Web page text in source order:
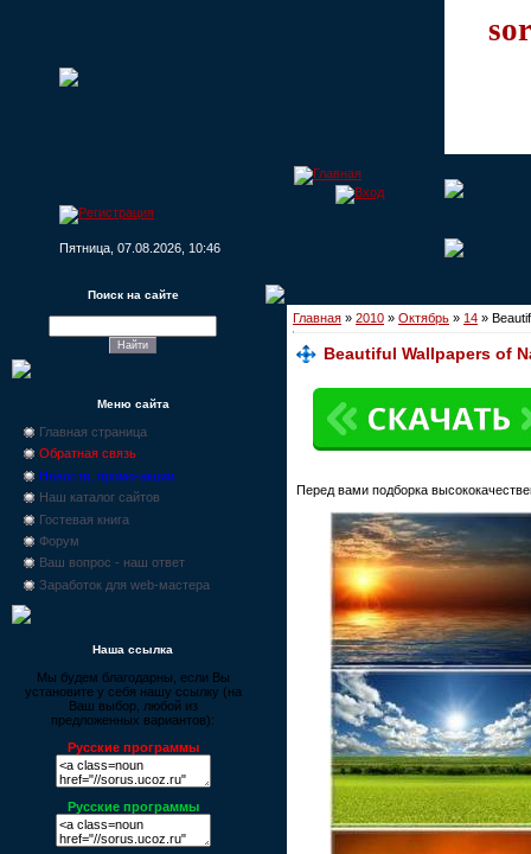
Пятница, 07.08.2026, 10:46
Поиск на сайте
Меню сайта
Главная страница
Обратная связь
Новости, промо-акции
Наш каталог сайтов
Гостевая книга
Форум
Ваш вопрос - наш ответ
Заработок для web-мастера
Наша ссылка
Мы будем благодарны, если Вы
установите у себя нашу ссылку (на
Ваш выбор, любой из
предложенных вариантов):
Русские программы
Русские программы
Главная » 2010 » Октябрь » 14 »
Beautiful Wallpapers of
Перед вами подборка